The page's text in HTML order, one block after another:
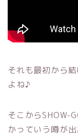
それも最初から
よね♪
そこからSHOW-
かっていう噂が